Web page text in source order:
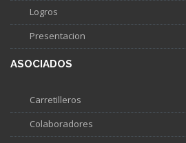
Logros
Presentacion
ASOCIADOS
Carretilleros
Colaboradores